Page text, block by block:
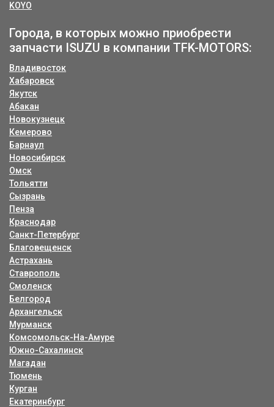
KOYO
Города, в которых можно приобрести
запчасти ISUZU в компании TFK-MOTORS:
Владивосток
Хабаровск
Якутск
Абакан
Новокузнецк
Кемерово
Барнаул
Новосибирск
Омск
Тольятти
Сызрань
Пенза
Краснодар
Санкт-Петербург
Благовещенск
Астрахань
Ставрополь
Смоленск
Белгород
Архангельск
Мурманск
Комсомольск-На-Амуре
Южно-Сахалинск
Магадан
Тюмень
Курган
Екатеринбург